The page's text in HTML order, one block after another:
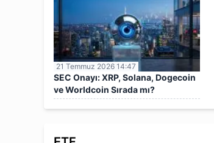
21 Temmuz 2026 14:47
SEC Onayı: XRP, Solana, Dogecoin
ve Worldcoin Sırada mı?